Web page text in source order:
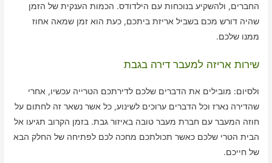
החברים, ולהשקיע בנוכחות עם הילדודס. הכמות הענקית של הזמן
שהיה דורש מכם בשביל אריזת ביתכם, כעת הוא זמן שמאה אחוז
ממנו שלכם.
שירות אריזה למעבר דירה בגבת
ולסיום: מובילים את הדברים שלכם לדירתכם הטרייה עכשיו, אחרי
שהדירה נארז וכל הדברים ערוכים לשינוע, כל אשר נשאר זה לחתום על
חוזה המעבר עם חברת מעבר טובה באיזור גבת. בזמן הקרוב תגיעו אל
הבית הטרי שלכם כאשר תכולתכם מחכה לכם לפתיחה של החלק הבא
של חייכם.